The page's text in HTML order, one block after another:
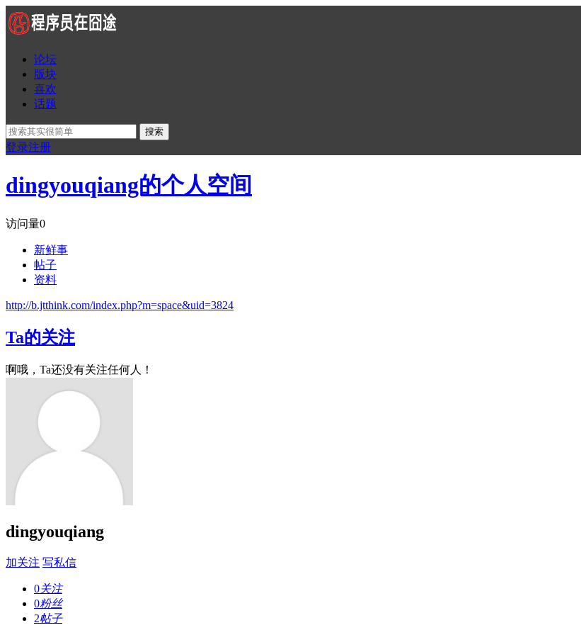
论坛
版块
喜欢
话题
搜索
登录注册
dingyouqiang的个人空间
访问量0
新鲜事
帖子
资料
http://b.jtthink.com/index.php?m=space&uid=3824
Ta的关注
啊哦，Ta还没有关注任何人！
dingyouqiang
加关注 写私信
0关注
0粉丝
2帖子